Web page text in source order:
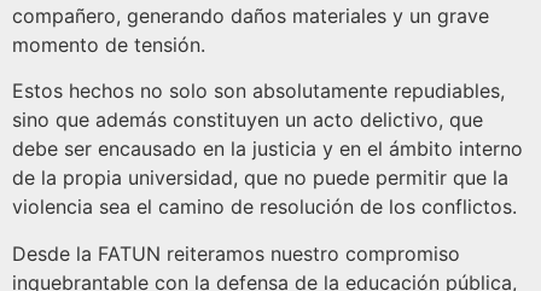
compañero, generando daños materiales y un grave
momento de tensión.
Estos hechos no solo son absolutamente repudiables,
sino que además constituyen un acto delictivo, que
debe ser encausado en la justicia y en el ámbito interno
de la propia universidad, que no puede permitir que la
violencia sea el camino de resolución de los conflictos.
Desde la FATUN reiteramos nuestro compromiso
inquebrantable con la defensa de la educación pública,